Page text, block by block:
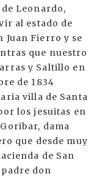
Leonardo,
al estado de
Juan Fierro y se
que nuestro
y Saltillo en
de 1834
villa de Santa
los jesuitas en
dama
que desde muy
de San
don